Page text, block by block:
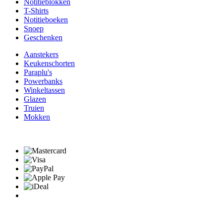
Notitieblokken
T-Shirts
Notitieboeken
Snoep
Geschenken
Aanstekers
Keukenschorten
Paraplu's
Powerbanks
Winkeltassen
Glazen
Truien
Mokken